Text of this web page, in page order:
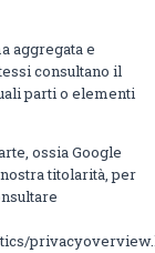
aggregata e
consultano il
parti o elementi
ossia Google
titolarità, per